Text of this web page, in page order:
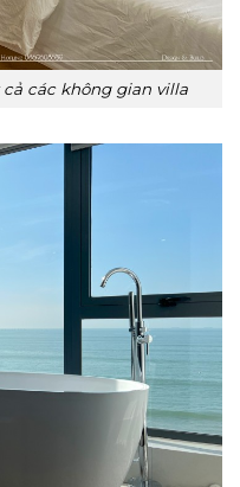
các không gian villa